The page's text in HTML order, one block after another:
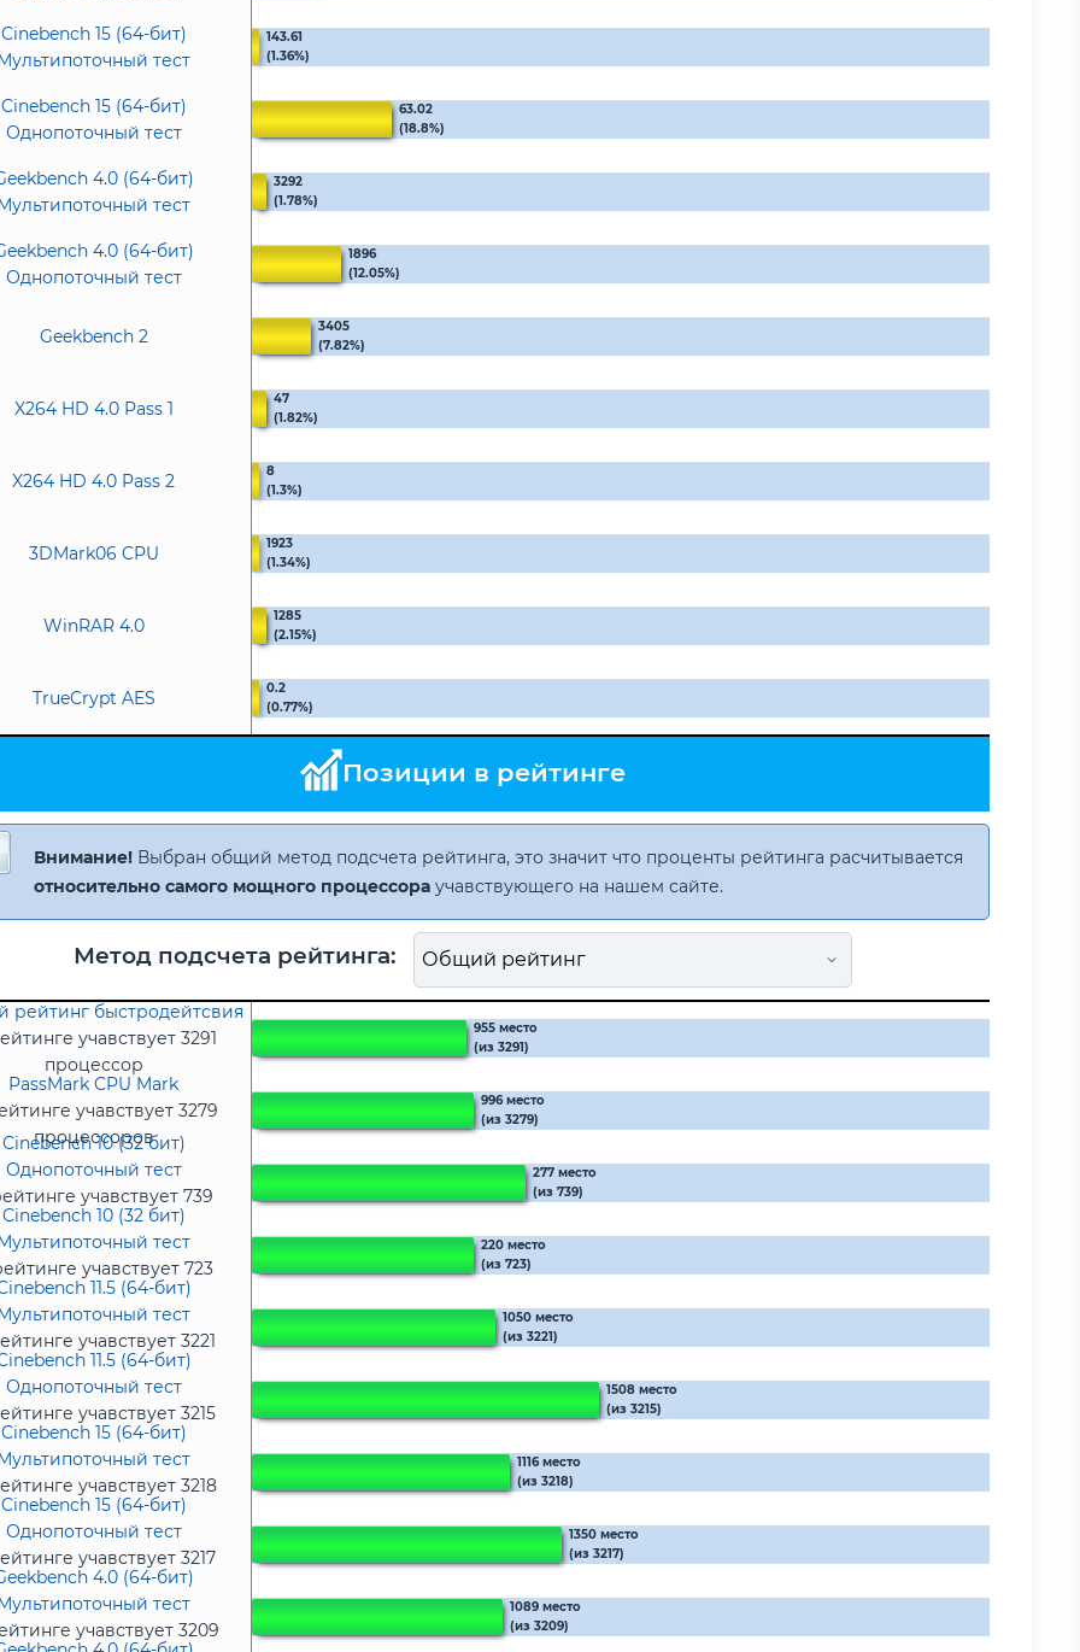
Cinebench 15 (64-бит)
тест
143.61
(1.36%)
Cinebench 15 (64-бит)
Однопоточный тест
63.02
(18.8%)
4.0 (64-бит)
тест
3292
(1.78%)
4.0 (64-бит)
Однопоточный тест
1896
(12.05%)
Geekbench 2
3405
(7.82%)
X264 HD 4.0 Pass 1
47
(1.82%)
X264 HD 4.0 Pass 2
8
(1.3%)
3DMark06 CPU
1923
(1.34%)
WinRAR 4.0
1285
(2.15%)
TrueCrypt AES
0.2
(0.77%)
Позиции в рейтинге
Внимание! Выбран общий метод подсчета рейтинга, это значит что проценты рейтинга расчитывается
относительно самого мощного процессора учавствующего на нашем сайте.
Метод подсчета рейтинга:
рейтинг быстродейтсвия
учавствует 3291
процессор
955 место
(из 3291)
PassMark CPU Mark
учавствует 3279
процессоров
996 место
(из 3279)
Cinebench 10 (32 бит)
Однопоточный тест
учавствует 739
процессоров
277 место
(из 739)
Cinebench 10 (32 бит)
тест
учавствует 723
процессора
220 место
(из 723)
11.5 (64-бит)
тест
учавствует 3221
процессор
1050 место
(из 3221)
11.5 (64-бит)
Однопоточный тест
учавствует 3215
процессоров
1508 место
(из 3215)
Cinebench 15 (64-бит)
тест
учавствует 3218
процессоров
1116 место
(из 3218)
Cinebench 15 (64-бит)
Однопоточный тест
учавствует 3217
процессоров
1350 место
(из 3217)
4.0 (64-бит)
тест
учавствует 3209
1089 место
(из 3209)